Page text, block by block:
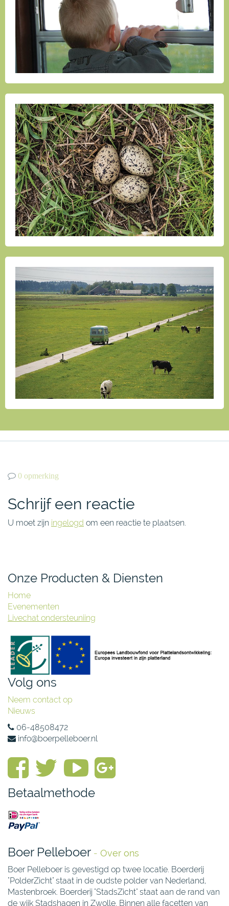
0 opmerking
Schrijf een reactie
U moet zijn ingelogd om een reactie te plaatsen.
Onze Producten & Diensten
Home
Evenementen
Livechat ondersteuniing
Volg ons
Neem contact op
Nieuws
06-48508472
info@boerpelleboer.nl
Betaalmethode
Boer Pelleboer - Over ons
Boer Pelleboer is gevestigd op twee locatie. Boerderij
"PolderZicht" staat in de oudste polder van Nederland,
Mastenbroek. Boerderij "StadsZicht" staat aan de rand van
de wijk Stadshagen in Zwolle. Binnen alle facetten van